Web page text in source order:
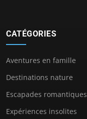
CATÉGORIES
Aventures en famille
Destinations nature
Escapades romantiques
Expériences insolites